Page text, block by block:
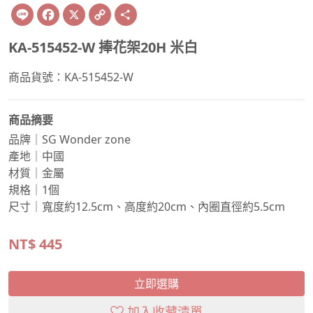
Line Facebook
X Copy
Link
KA-515452-W 捧花架20H 米白
商品貨號：KA-515452-W
商品摘要
品牌｜SG Wonder zone
產地｜中國
材質｜金屬
規格｜1個
尺寸｜寬度約12.5cm、高度約20cm、內圈直徑約5.5cm
NT$445
立即選購